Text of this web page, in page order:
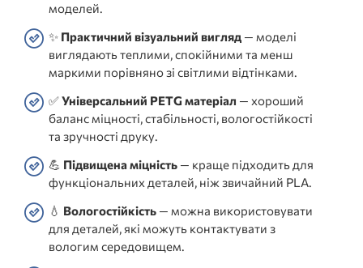
моделей.
✨ Практичний візуальний вигляд — моделі
виглядають теплими, спокійними та менш
маркими порівняно зі світлими відтінками.
✅Універсальний PETG матеріал — хороший
баланс міцності, стабільності, вологостійкості
та зручності друку.
💪 Підвищена міцність — краще підходить для
функціональних деталей, ніж звичайний PLA.
💧 Вологостійкість — можна використовувати
для деталей, які можуть контактувати з
вологим середовищем.